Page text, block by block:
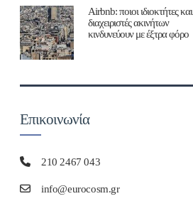
Airbnb: ποιοι ιδιοκτήτες και
διαχειριστές ακινήτων
κινδυνεύουν με έξτρα φόρο
Επικοινωνία
210 2467 043
info@eurocosm.gr